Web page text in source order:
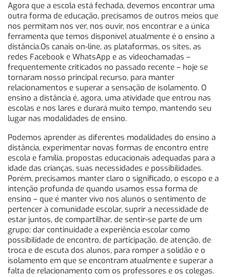
Agora que a escola está fechada, devemos encontrar uma
outra forma de educação, precisamos de outros meios que
nos permitam nos ver, nos ouvir, nos encontrar e a única
ferramenta que temos disponível atualmente é o ensino a
distância.Os canais on-line, as plataformas, os sites, as
redes Facebook e WhatsApp e as videochamadas –
frequentemente criticados no passado recente – hoje se
tornaram nosso principal recurso, para manter
relacionamentos e superar a sensação de isolamento. O
ensino a distância é, agora, uma atividade que entrou nas
escolas e nos lares e durará muito tempo, mantendo seu
lugar nas modalidades de ensino.
Podemos aprender as diferentes modalidades do ensino a
distância, experimentar novas formas de encontro entre
escola e família, propostas educacionais adequadas para a
idade das crianças, suas necessidades e possibilidades.
Porém, precisamos manter claro o significado, o escopo e a
intenção profunda de quando usamos essa forma de
ensino – que é manter vivo nos alunos o sentimento de
pertencer à comunidade escolar, suprir a necessidade de
estar juntos, de compartilhar, de sentir-se parte de um
grupo; dar continuidade a experiência escolar como
possibilidade de encontro, de participação, de atenção, de
troca e de escuta dos alunos, para romper a solidão e o
isolamento em que se encontram atualmente e superar a
falta de relacionamento com os professores e os colegas.